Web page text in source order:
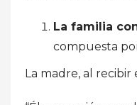
La familia
compuesta
La madre, al recibir